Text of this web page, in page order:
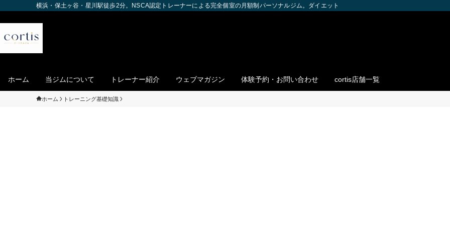
横浜・保土ヶ谷・星川駅徒歩2分。NSCA認定トレーナーによる完全個室の月額制パーソナルジム。ダイエット・ボディメイク・筋トレを個別サポート
ホーム 当ジムについて トレーナー紹介 ウェブマガジン 体験予約・お問い合わせ cortis店舗一覧
ホーム トレーニング基礎知識